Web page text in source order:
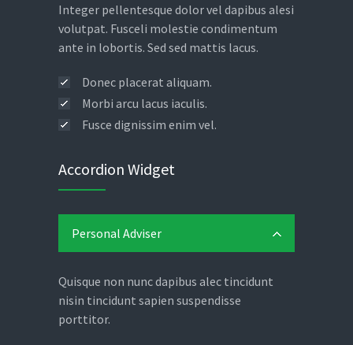
Integer pellentesque dolor vel dapibus alesi
volutpat. Fusceli molestie condimentum
ante in lobortis. Sed sed mattis lacus.
Donec placerat aliquam.
Morbi arcu lacus iaculis.
Fusce dignissim enim vel.
Accordion Widget
Personal Adviser
Quisque non nunc dapibus alec tincidunt
nisin tincidunt sapien suspendisse
porttitor.